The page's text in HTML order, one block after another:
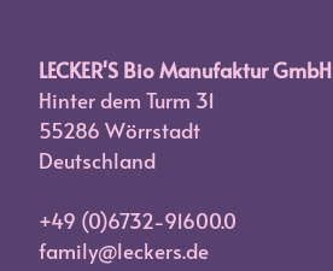
LECKER'S Bio Manufaktur GmbH
Hinter dem Turm 31
55286 Wörrstadt
Deutschland
+49 (0)6732-91600.0
family@leckers.de